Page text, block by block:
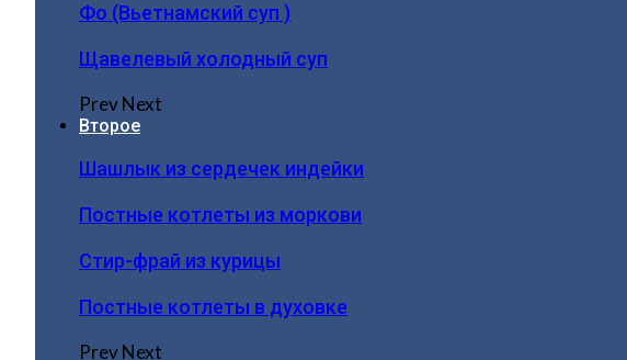
Фо (Вьетнамский суп )
Щавелевый холодный суп
PrevNext
Второе
Шашлык из сердечек индейки
Постные котлеты из моркови
Стир-фрай из курицы
Постные котлеты в духовке
PrevNext